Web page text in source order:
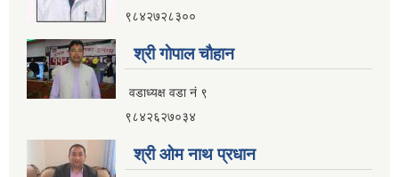
९८४२७२८३००
श्री गाेपाल चाैहान
वडाध्यक्ष वडा नं ९
९८४२६२७०३४
श्री ओम नाथ प्रधान